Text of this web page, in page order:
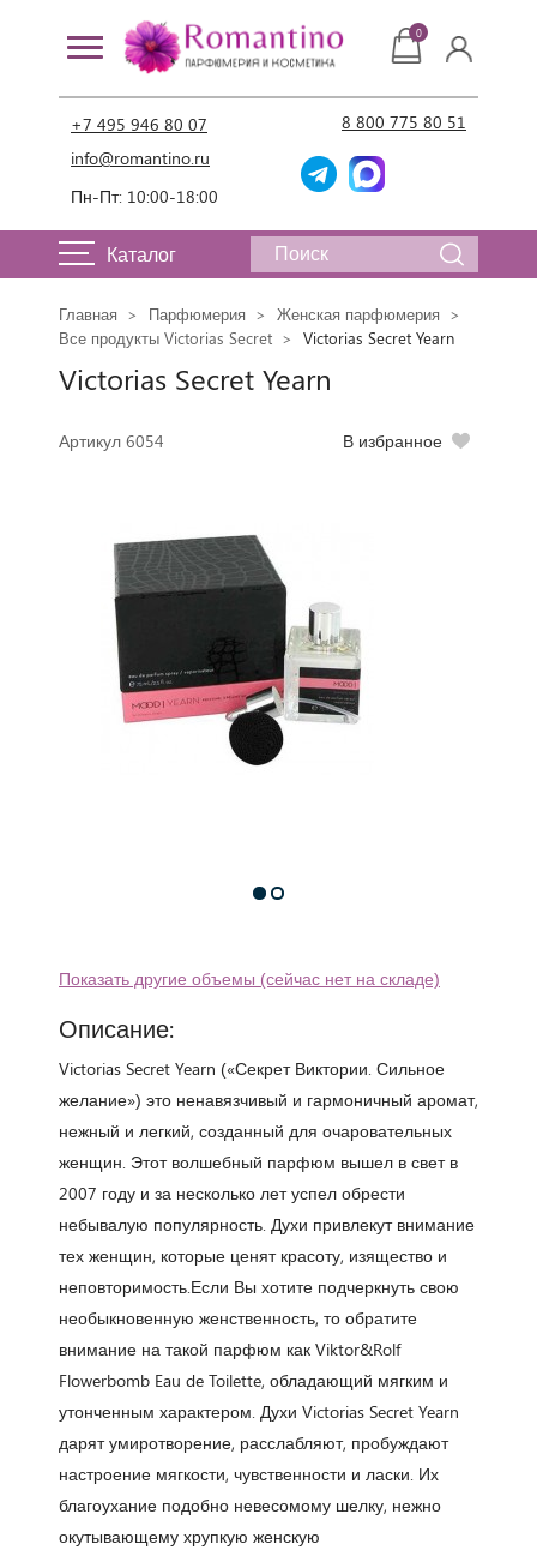
+7 495 946 80 07
info@romantino.ru
Пн-Пт: 10:00-18:00
8 800 775 80 51
0
Каталог
Главная Парфюмерия
Женская парфюмерия
Все продукты Victorias Secret
Victorias Secret Yearn
Victorias Secret Yearn
Артикул 6054 В избранное
Показать другие объемы (сейчас нет на складе)
Описание:
Victorias Secret Yearn («Секрет Виктории. Сильное
желание») это ненавязчивый и гармоничный аромат,
нежный и легкий, созданный для очаровательных
женщин. Этот волшебный парфюм вышел в свет в
2007 году и за несколько лет успел обрести
небывалую популярность. Духи привлекут внимание
тех женщин, которые ценят красоту, изящество и
неповторимость.Если Вы хотите подчеркнуть свою
необыкновенную женственность, то обратите
внимание на такой парфюм как Viktor&Rolf
Flowerbomb Eau de Toilette, обладающий мягким и
утонченным характером. Духи Victorias Secret Yearn
дарят умиротворение, расслабляют, пробуждают
настроение мягкости, чувственности и ласки. Их
благоухание подобно невесомому шелку, нежно
окутывающему хрупкую женскую